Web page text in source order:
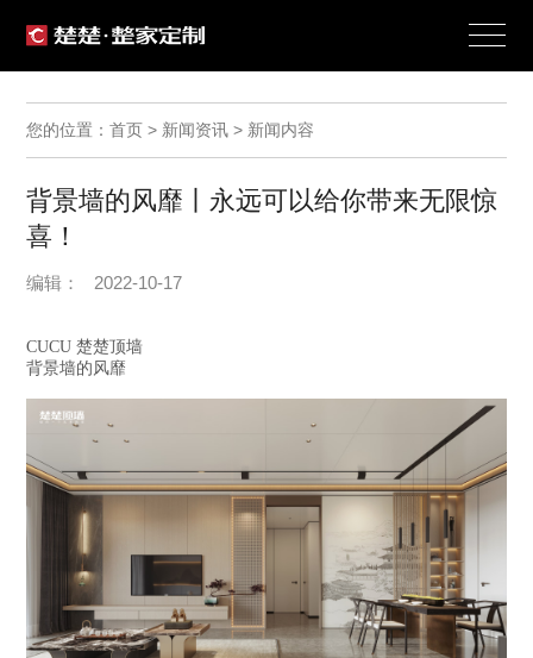
您的位置：首页 > 新闻资讯 > 新闻内容
背景墙的风靡丨永远可以给你带来无限惊
喜！
编辑： 2022-10-17
CUCU 楚楚顶墙
背景墙的风靡